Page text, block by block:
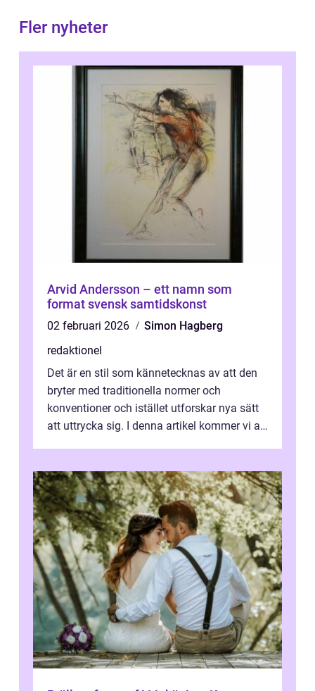
Fler nyheter
Arvid Andersson – ett namn som
format svensk samtidskonst
02 februari 2026
Simon Hagberg
redaktionel
Det är en stil som kännetecknas av att den
bryter med traditionella normer och
konventioner och istället utforskar nya sätt
att uttrycka sig. I denna artikel kommer vi att